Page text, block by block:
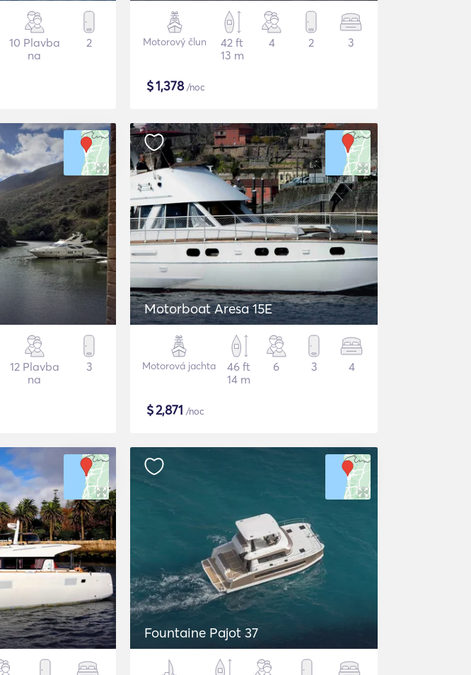
10 Plavba
na
2 Motorový člun
42 ft
13 m
4 2 3
$1,378/noc
12 Plavba
na
3
Motorboat Aresa 15E
Motorová jachta
46 ft
14 m
6 3 4
$2,871 /noc
Fountaine Pajot 37